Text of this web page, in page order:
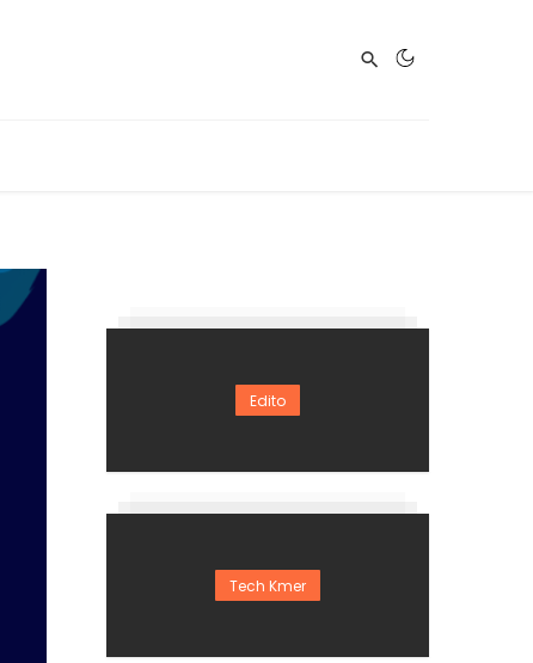
Edito
Tech Kmer